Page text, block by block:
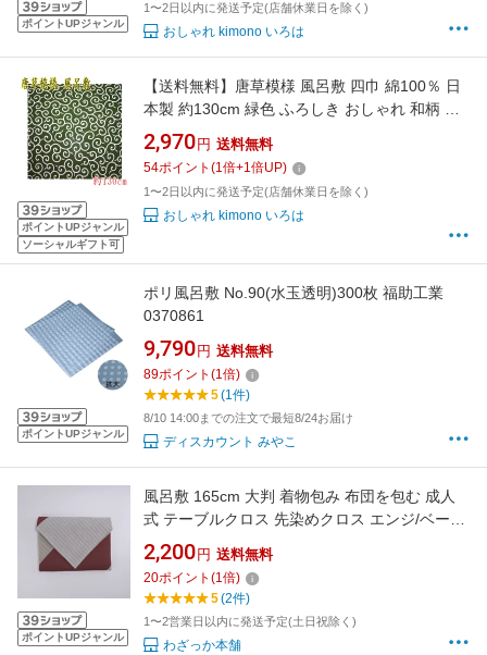
ポイントUPジャンル
1〜2日以内に発送予定(店舗休業日を除く)
おしゃれ kimono いろは
ポイントUPジャンル
ソーシャルギフト可
【送料無料】唐草模様 風呂敷 四巾 綿100％ 日
本製 約130cm 緑色 ふろしき おしゃれ 和柄 定
番 4巾 生地 からくさ かわいい 大判
2,970 円 送料無料
54ポイント (1倍+1倍UP)
1〜2日以内に発送予定(店舗休業日を除く)
おしゃれ kimono いろは
ポイントUPジャンル
ポリ風呂敷 No.90(水玉透明)300枚 福助工業
0370861
9,790 円 送料無料
89ポイント (1倍)
5(1件)
8/10 14:00までの注文で最短8/24お届け
ディスカウント みやこ
ポイントUPジャンル
風呂敷 165cm 大判 着物包み 布団を包む 成人
式 テーブルクロス 先染めクロス エンジ/ベージ
ュ 緑/茶 おしゃれ 日本製
2,200 円 送料無料
20ポイント (1倍)
5(2件)
1〜2営業日以内に発送予定(土日祝除く)
わざっか本舗